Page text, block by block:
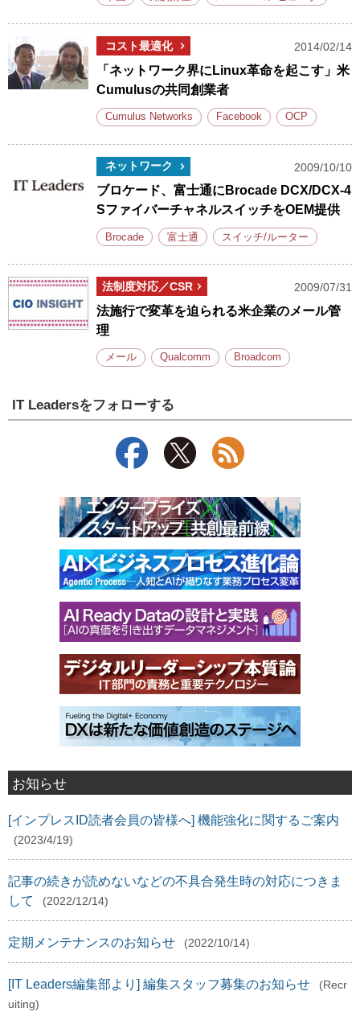
コスト最適化 2014/02/14
「ネットワーク界にLinux革命を起こす」米
Cumulusの共同創業者
Cumulus Networks Facebook OCP
ネットワーク 2009/10/10
ブロケード、富士通にBrocade DCX/DCX-4
SファイバーチャネルスイッチをOEM提供
Brocade 富士通 スイッチ/ルーター
法制度対応／CSR 2009/07/31
法施行で変革を迫られる米企業のメール管
理
メール Qualcomm Broadcom
IT Leadersをフォローする
お知らせ
[インプレスID読者会員の皆様へ] 機能強化に関するご案内
(2023/4/19)
記事の続きが読めないなどの不具合発生時の対応につきま
して
(2022/12/14)
定期メンテナンスのお知らせ (2022/10/14)
[IT Leaders編集部より] 編集スタッフ募集のお知らせ
(Recr
uiting)